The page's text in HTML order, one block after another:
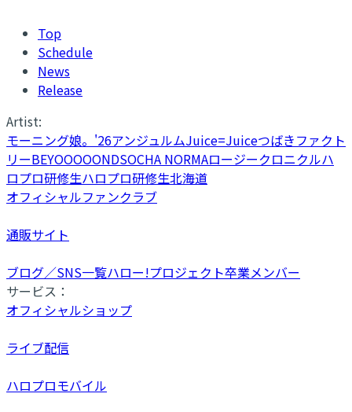
Top
Schedule
News
Release
Artist:
モーニング娘。'26アンジュルムJuice=Juiceつばきファクト
リーBEYOOOOONDSOCHA NORMAロージークロニクルハ
ロプロ研修生ハロプロ研修生北海道
オフィシャルファンクラブ
通販サイト
ブログ／SNS一覧ハロー!プロジェクト卒業メンバー
サービス：
オフィシャルショップ
ライブ配信
ハロプロモバイル